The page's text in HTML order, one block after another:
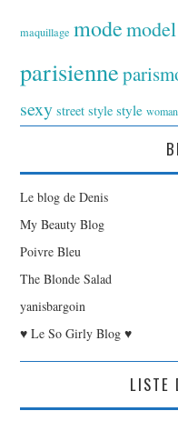
maquillage modemodel
parisienne
sexy street style style woman
Le blog de Denis
My Beauty Blog
Poivre Bleu
The Blonde Salad
yanisbargoin
♥ Le So Girly Blog ♥
LISTE